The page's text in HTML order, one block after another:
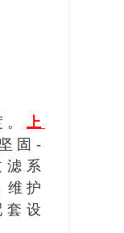
上
固-
系
护
设